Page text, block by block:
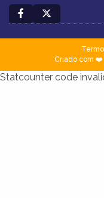
Criado com ❤️
Statcounter code